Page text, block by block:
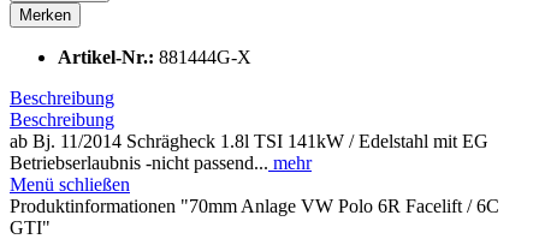
Merken
Artikel-Nr.: 881444G-X
Beschreibung
Beschreibung
ab Bj. 11/2014 Schrägheck 1.8l TSI 141kW / Edelstahl mit EG
Betriebserlaubnis -nicht passend... mehr
Menü schließen
Produktinformationen "70mm Anlage VW Polo 6R Facelift / 6C
GTI"